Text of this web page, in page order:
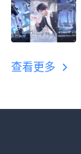
查看更多